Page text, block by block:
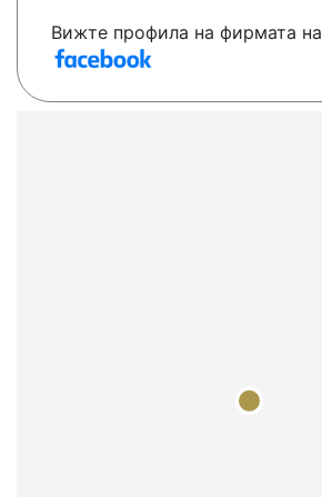
Вижте профила на фирмата на